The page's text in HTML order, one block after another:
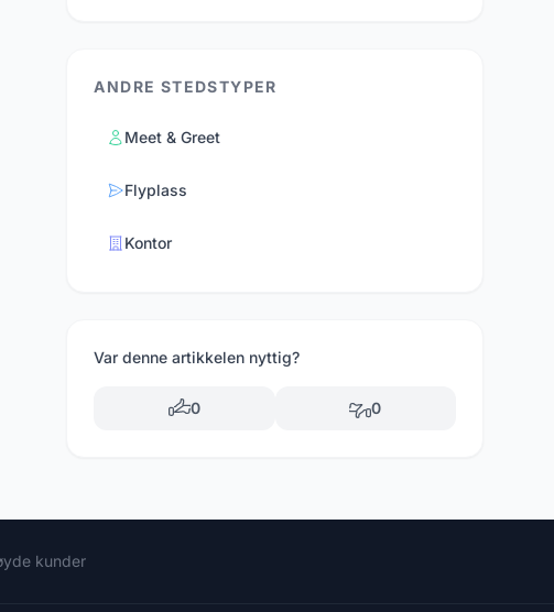
ANDRE STEDSTYPER
Meet & Greet
Flyplass
Kontor
Var denne artikkelen nyttig?
0 0
kunder